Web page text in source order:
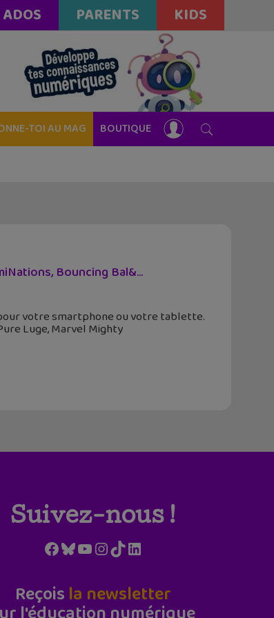
ADOS PARENTS KIDS
TOI AU MAG BOUTIQUE
Bouncing Bal&...
votre smartphone ou votre tablette.
Luge, Marvel Mighty
Suivez-nous !
Facebook
Bluesky
YouTube
Instagram
TikTokLinkedIn
Reçois la newsletter